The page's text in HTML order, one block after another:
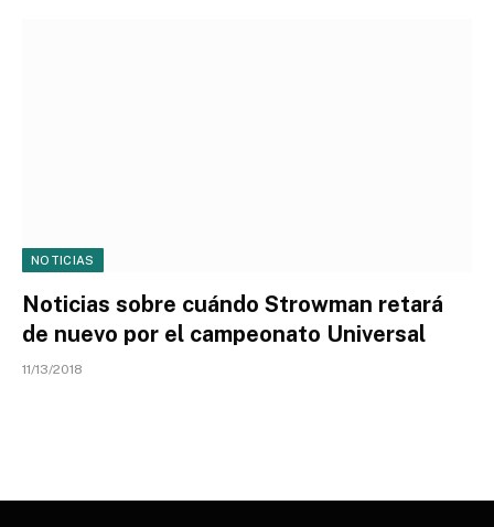
NOTICIAS
Noticias sobre cuándo Strowman retará
de nuevo por el campeonato Universal
11/13/2018